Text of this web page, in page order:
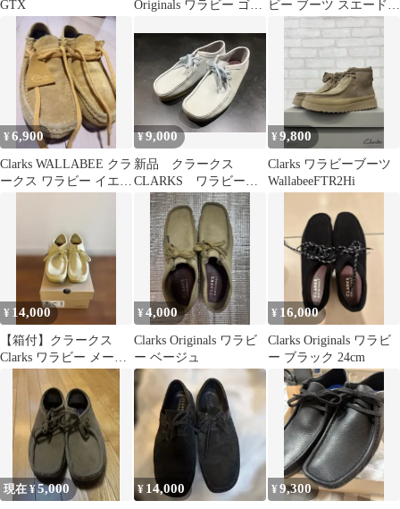
GTX
Originals ワラビー ゴア
ビー ブーツ スエード
メンズ 25.5cm
¥6,900
Clarks WALLABEE クラ
ークス ワラビー イエロ
¥9,000
新品 クラークス
CLARKS ワラビー
wallabee ブーツ
¥9,800
Clarks ワラビーブーツ
WallabeeFTR2Hi
¥ 14,000
【箱付】クラークス
Clarks ワラビー メープ
ルスエード UK9
¥4,000
Clarks Originals ワラビ
ー ベージュ
¥ 16,000
Clarks Originals ワラビ
ー ブラック 24cm
現在 ¥5,000 ¥ 14,000 ¥9,300